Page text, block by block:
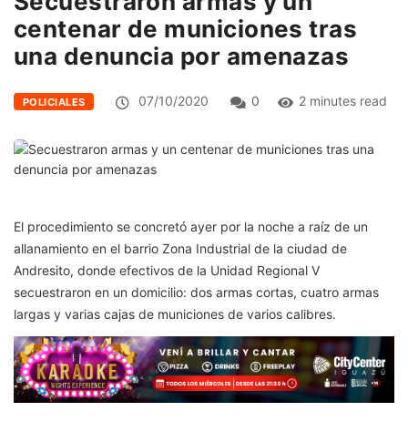
centenar de municiones tras
una denuncia por amenazas
POLICIALES 07/10/2020 0 2 minutes read
El procedimiento se concretó ayer por la noche a raíz de un
allanamiento en el barrio Zona Industrial de la ciudad de
Andresito, donde efectivos de la Unidad Regional V
secuestraron en un domicilio: dos armas cortas, cuatro armas
largas y varias cajas de municiones de varios calibres.